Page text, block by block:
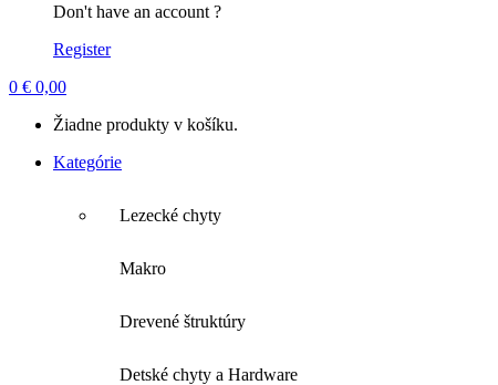
Don't have an account ?
Register
0 € 0,00
Žiadne produkty v košíku.
Kategórie
Lezecké chyty
Makro
Drevené štruktúry
Detské chyty a Hardware